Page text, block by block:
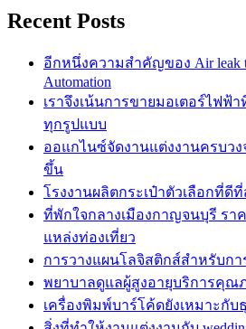
Recent Posts
อีกหนึ่งความสำคัญของ Air leak
Automation
เราจึงเน้นการขายมอเตอร์ไฟฟ้
ทุกรูปแบบ
ออแกไนซ์จัดงานแต่งงานครบว
ขึ้น
โรงงานผลิตกระเป๋าตัวเลือกที่
ที่พักใจกลางเมืองกาญจนบุรี รา
แหล่งท่องเที่ยว
การวางแผนโลจิสติกส์สำหรับกา
พยาบาลดูแลผู้สูงอายุบริการคุณ
เครื่องพิมพ์บาร์โค้ดยังเหมาะกับ